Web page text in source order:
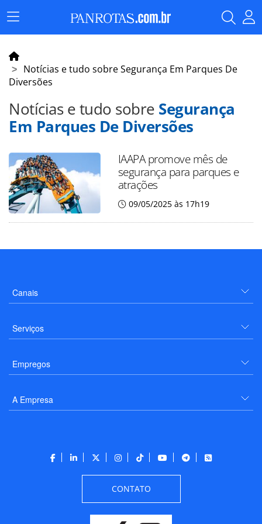
Menu
Principal
Notícias e tudo sobre Segurança Em Parques De
Diversões
Notícias e tudo sobre Segurança
Em Parques De Diversões
IAAPA promove mês de
segurança para parques e
atrações
09/05/2025 às 17h19
Canais
Serviços
Empregos
A Empresa
CONTATO